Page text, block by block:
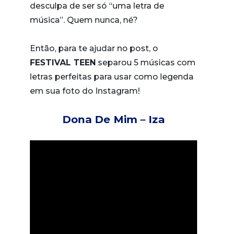
desculpa de ser só “uma letra de
música”. Quem nunca, né?
Então, para te ajudar no post, o
FESTIVAL TEEN separou 5 músicas com
letras perfeitas para usar como legenda
em sua foto do Instagram!
Dona De Mim – Iza